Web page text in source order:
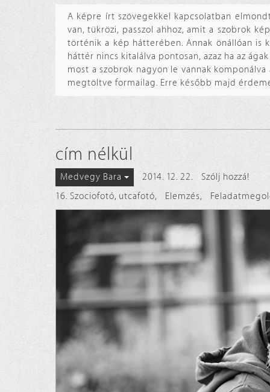
A képre írt szövegekkel kapcsolatban
van, tükrözi, passzol ahhoz, amit a szobrok
történik a kép hátterében. Annak önállóan is
háttér nincs kitalálva pontosan, azaz ha az
most a szobrok nagyon le vannak
megtöltve formailag. Erre később majd
cím nélkül
Medvegy Bara 2014. 12. 22.
Szólj hozzá!
16. Szociofotó, utcafotó, Elemzés,